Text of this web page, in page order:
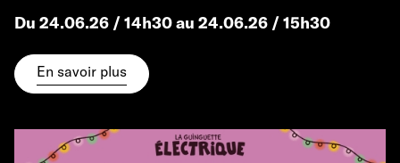
Du 24.06.26 / 14h30 au 24.06.26 / 15h30
En savoir plus